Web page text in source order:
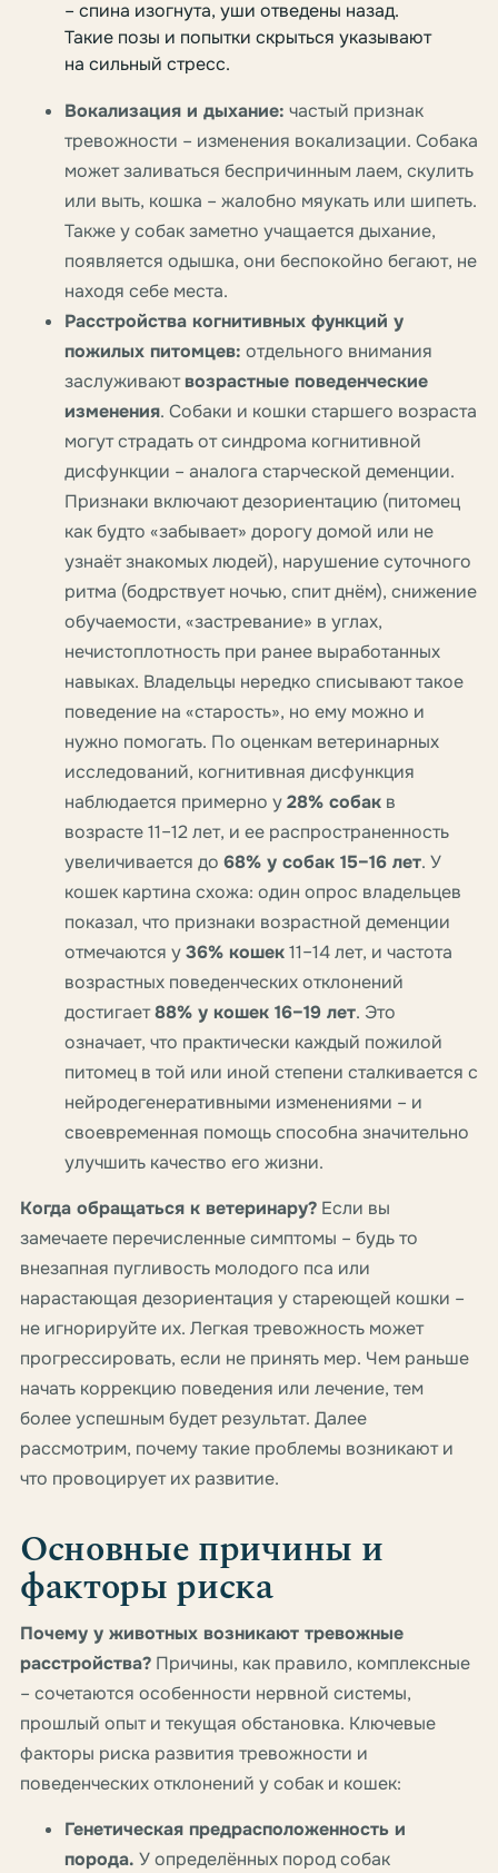
– спина изогнута, уши отведены назад.
Такие позы и попытки скрыться указывают
на сильный стресс.
Вокализация и дыхание: частый признак
тревожности – изменения вокализации. Собака
может заливаться беспричинным лаем, скулить
или выть, кошка – жалобно мяукать или шипеть.
Также у собак заметно учащается дыхание,
появляется одышка, они беспокойно бегают, не
находя себе места.
Расстройства когнитивных функций у
пожилых питомцев: отдельного внимания
заслуживаютвозрастные поведенческие
изменения. Собаки и кошки старшего возраста
могут страдать от синдрома когнитивной
дисфункции – аналога старческой деменции.
Признаки включают дезориентацию (питомец
как будто «забывает» дорогу домой или не
узнаёт знакомых людей), нарушение суточного
ритма (бодрствует ночью, спит днём), снижение
обучаемости, «застревание» в углах,
нечистоплотность при ранее выработанных
навыках. Владельцы нередко списывают такое
поведение на «старость», но ему можно и
нужно помогать. По оценкам ветеринарных
исследований, когнитивная дисфункция
наблюдается примерно у28% собак в
возрасте 11–12 лет, и ее распространенность
увеличивается до 68% у собак 15–16 лет. У
кошек картина схожа: один опрос владельцев
показал, что признаки возрастной деменции
отмечаются у36% кошек11–14 лет, и частота
возрастных поведенческих отклонений
достигает88% у кошек 16–19 лет. Это
означает, что практически каждый пожилой
питомец в той или иной степени сталкивается с
нейродегенеративными изменениями – и
своевременная помощь способна значительно
улучшить качество его жизни.
Когда обращаться к ветеринару? Если вы
замечаете перечисленные симптомы – будь то
внезапная пугливость молодого пса или
нарастающая дезориентация у стареющей кошки –
не игнорируйте их. Легкая тревожность может
прогрессировать, если не принять мер. Чем раньше
начать коррекцию поведения или лечение, тем
более успешным будет результат. Далее
рассмотрим, почему такие проблемы возникают и
что провоцирует их развитие.
Основные причины и
факторы риска
Почему у животных возникают тревожные
расстройства? Причины, как правило, комплексные
– сочетаются особенности нервной системы,
прошлый опыт и текущая обстановка. Ключевые
факторы риска развития тревожности и
поведенческих отклонений у собак и кошек:
Генетическая предрасположенность и
порода. У определённых пород собак